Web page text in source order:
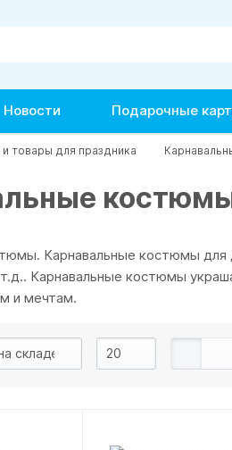
Новости Подарочные
товары для праздника
Карнавальные костюмы
Карнавальные костюмы
и мечтам.